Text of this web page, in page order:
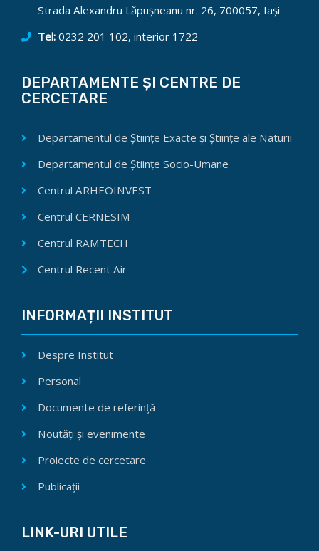
Strada Alexandru Lăpușneanu nr. 26, 700057, Iași
Tel:0232 201 102, interior 1722
DEPARTAMENTE ȘI CENTRE DE
CERCETARE
Departamentul de Științe Exacte și Științe ale Naturii
Departamentul de Științe Socio-Umane
Centrul ARHEOINVEST
Centrul CERNESIM
Centrul RAMTECH
Centrul Recent Air
INFORMAȚII INSTITUT
Despre Institut
Personal
Documente de referință
Noutăți și evenimente
Proiecte de cercetare
Publicații
LINK-URI UTILE